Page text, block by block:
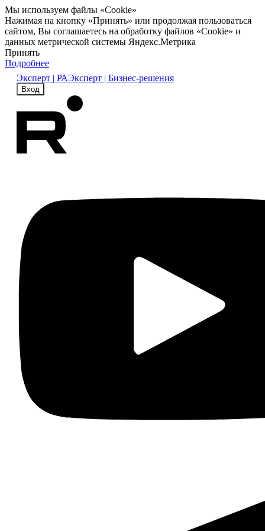
Мы используем файлы «Cookie»
Нажимая на кнопку «Принять» или продолжая пользоваться
сайтом, Вы соглашаетесь на обработку файлов «Cookie» и
данных метрической системы Яндекс.Метрика
Принять
Подробнее
Эксперт | РАЭксперт | Бизнес-решения
Вход